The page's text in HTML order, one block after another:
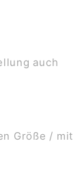
auch
Größe / mit